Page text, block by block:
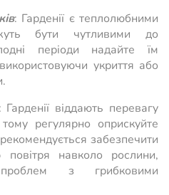
: Гарденії є теплолюбними
бути чутливими до
періоди надайте їм
укриття або
Гарденії віддають перевагу
регулярно оприскуйте
забезпечити
навколо рослини,
з грибковими